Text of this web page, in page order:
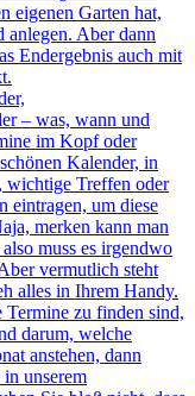
eigenen Garten hat,
anlegen. Aber dann
Endergebnis auch mit
– was, wann und
im Kopf oder
Kalender, in
wichtige Treffen oder
eintragen, um diese
merken kann man
muss es irgendwo
vermutlich steht
alles in Ihrem Handy.
zu finden sind,
darum, welche
anstehen, dann
unserem